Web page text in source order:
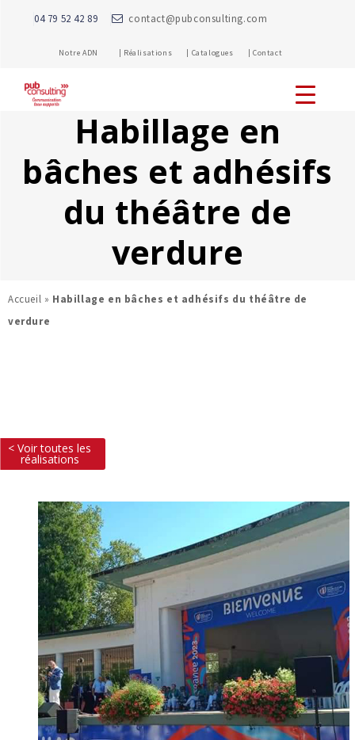
04 79 52 42 89 contact@pubconsulting.com
Notre ADN | Réalisations | Catalogues | Contact
Habillage en
bâches et adhésifs
du théâtre de
verdure
Accueil » Habillage en bâches et adhésifs du théâtre de
verdure
< Voir toutes les
réalisations